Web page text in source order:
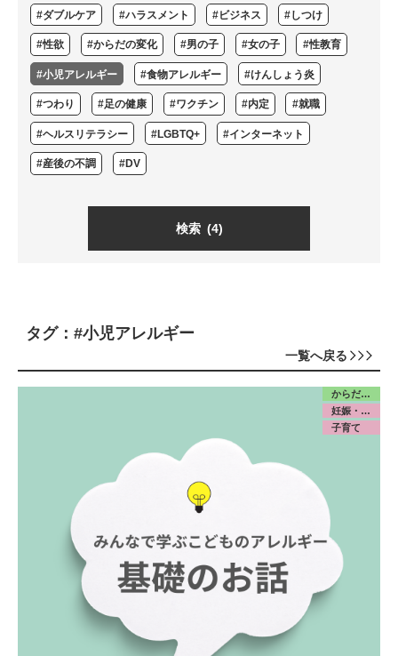
#ダブルケア #ハラスメント #ビジネス #しつけ
#性欲 #からだの変化 #男の子 #女の子 #性教育
#小児アレルギー #食物アレルギー #けんしょう炎
#つわり #足の健康 #ワクチン #内定 #就職
#ヘルスリテラシー #LGBTQ+ #インターネット
#産後の不調 #DV
検索 (4)
タグ：#小児アレルギー
一覧へ戻る
からだ／食・栄養
妊娠・出産
子育て